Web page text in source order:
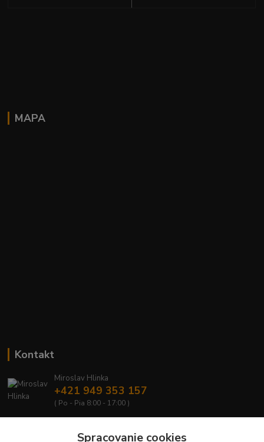
MAPA
Kontakt
Miroslav Hlinka
+421 949 353 157
( Po - Pia 8:00 - 17:00 )
Spracovanie cookies